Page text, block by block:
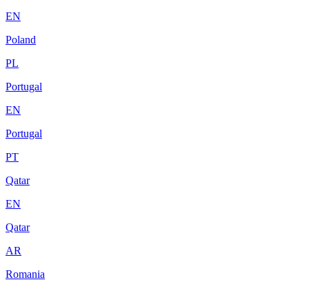
EN
Poland
PL
Portugal
EN
Portugal
PT
Qatar
EN
Qatar
AR
Romania